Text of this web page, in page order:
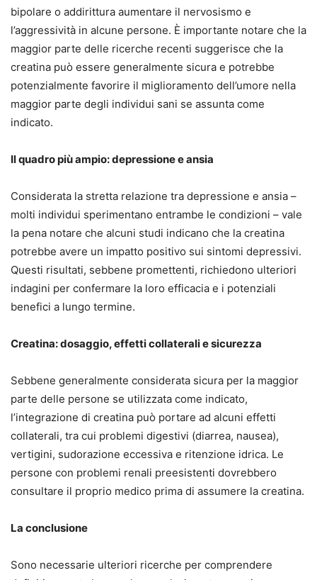
bipolare o addirittura aumentare il nervosismo e
l’aggressività in alcune persone. È importante notare che la
maggior parte delle ricerche recenti suggerisce che la
creatina può essere generalmente sicura e potrebbe
potenzialmente favorire il miglioramento dell’umore nella
maggior parte degli individui sani se assunta come
indicato.
Il quadro più ampio: depressione e ansia
Considerata la stretta relazione tra depressione e ansia –
molti individui sperimentano entrambe le condizioni – vale
la pena notare che alcuni studi indicano che la creatina
potrebbe avere un impatto positivo sui sintomi depressivi.
Questi risultati, sebbene promettenti, richiedono ulteriori
indagini per confermare la loro efficacia e i potenziali
benefici a lungo termine.
Creatina: dosaggio, effetti collaterali e sicurezza
Sebbene generalmente considerata sicura per la maggior
parte delle persone se utilizzata come indicato,
l’integrazione di creatina può portare ad alcuni effetti
collaterali, tra cui problemi digestivi (diarrea, nausea),
vertigini, sudorazione eccessiva e ritenzione idrica. Le
persone con problemi renali preesistenti dovrebbero
consultare il proprio medico prima di assumere la creatina.
La conclusione
Sono necessarie ulteriori ricerche per comprendere